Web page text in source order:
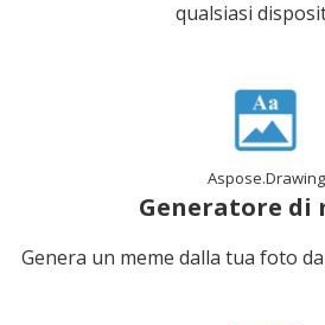
qualsiasi
Aspose.Drawing
Generatore di
Genera un meme dalla tua foto